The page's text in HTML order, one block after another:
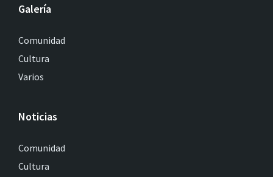
Galería
Comunidad
Cultura
Varios
Noticias
Comunidad
Cultura